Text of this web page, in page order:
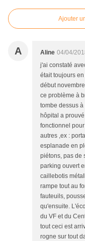
Ajouter
A Aline 04/04/
j'ai constaté
était toujours
début
ce problème à
tombe dessus
hôpital a
fonctionnel
autres ,ex :
esplanade en
piétons, pas de
parking ouvert
caillebotis
rampe tout au
fauteuils,
qu'ensuite.
du VF et du
tout ceci est
rogne sur tout